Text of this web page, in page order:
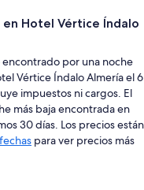
Hotel Vértice Índalo
por una noche
Vértice Índalo Almería el 6
impuestos ni cargos. El
más baja encontrada en
30 días. Los precios están
para ver precios más